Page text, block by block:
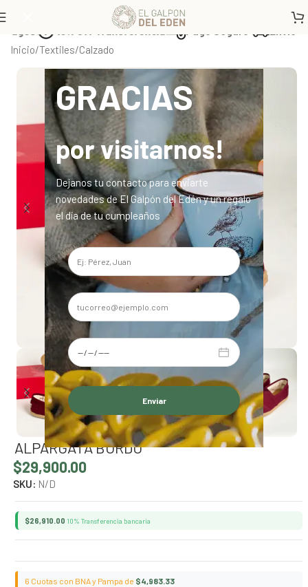
GRACIAS
por visitarnos!
Dejanos tu contacto para enviarte
novedades de El Galpón del Edén y un regalo
el día de tu cumpleaños
Alternative:
10% Off Transferencia
Inicio/Textiles/Calzado
ALPARGATA BORDO
$29,900.00
SKU: N/D
$26,910.00 10% Transferencia bancaria
6 Cuotas con BNA y Pampa de $4,983.33